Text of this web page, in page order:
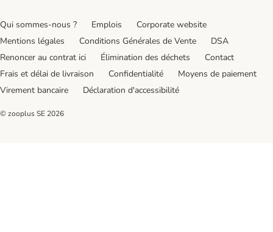
Qui sommes-nous ? Emplois
Corporate website
Mentions légales
Conditions Générales de Vente
DSA
Renoncer au contrat ici
Élimination des déchets
Contact
Frais et délai de livraison
Confidentialité
Moyens de paiement
Virement bancaire
Déclaration d'accessibilité
© zooplus SE 2026